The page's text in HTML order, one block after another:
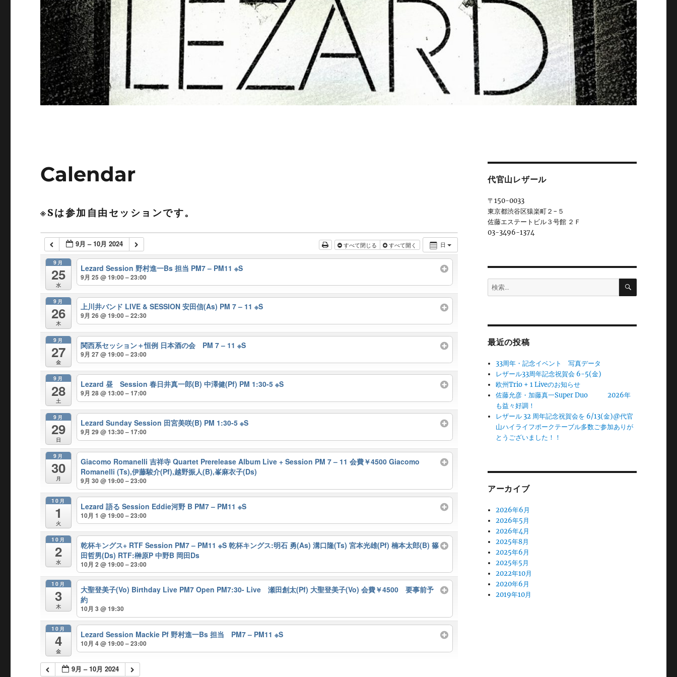
Calendar
※Sは参加自由セッションです。
日
9月 – 10月 2024 すべて閉じる すべて開く
9月
25
水
Lezard Session 野村進一Bs 担当 PM7 – PM11 ※S
9月 25 @ 19:00 – 23:00
9月
26
木
上川井バンド LIVE & SESSION 安田信(As) PM 7 – 11 ※S
9月 26 @ 19:00 – 22:30
9月
27
金
関西系セッション＋恒例 日本酒の会 PM 7 – 11 ※S
9月 27 @ 19:00 – 23:00
9月
28
土
Lezard 昼 Session 春日井真一郎(B) 中澤健(Pf) PM 1:30-5 ※S
9月 28 @ 13:00 – 17:00
9月
29
日
Lezard Sunday Session 田宮美咲(B) PM 1:30-5 ※S
9月 29 @ 13:30 – 17:00
9月
30
月
Giacomo Romanelli 吉祥寺 Quartet Prerelease Album Live + Session PM 7 – 11 会費￥4500 Giacomo
Romanelli (Ts),伊藤駿介(Pf),越野振人(B),峯麻衣子(Ds)
9月 30 @ 19:00 – 23:00
10月
1
火
Lezard 語る Session Eddie河野 B PM7 – PM11 ※S
10月 1 @ 19:00 – 23:00
10月
2
水
乾杯キングス+ RTF Session PM7 – PM11 ※S 乾杯キングス:明石 勇(As) 溝口隆(Ts) 宮本光雄(Pf) 楠本太郎(B) 篠
田哲男(Ds) RTF:榊原P 中野B 岡田Ds
10月 2 @ 19:00 – 23:00
10月
3
木
大聖登美子(Vo) Birthday Live PM7 Open PM7:30- Live 瀬田創太(Pf) 大聖登美子(Vo) 会費￥4500 要事前予
約
10月 3 @ 19:30
10月
4
金
Lezard Session Mackie Pf 野村進一Bs 担当 PM7 – PM11 ※S
10月 4 @ 19:00 – 23:00
9月 – 10月 2024
代官山レザール
〒150-0033
東京都渋谷区猿楽町２−５
佐藤エステートビル３号館 ２Ｆ
03-3496-1374
検
索:
検
最近の投稿
33周年・記念イベント 写真データ
レザール33周年記念祝賀会 6-5(金)
欧州Trio + 1 Liveのお知らせ
佐藤允彦・加藤真一Super Duo 2026年
も益々好調！
レザール 32 周年記念祝賀会を 6/13(金)@代官
山ハイライフポークテーブル多数ご参加ありが
とうございました！！
アーカイブ
2026年6月
2026年5月
2026年4月
2025年8月
2025年6月
2025年5月
2022年10月
2020年6月
2019年10月